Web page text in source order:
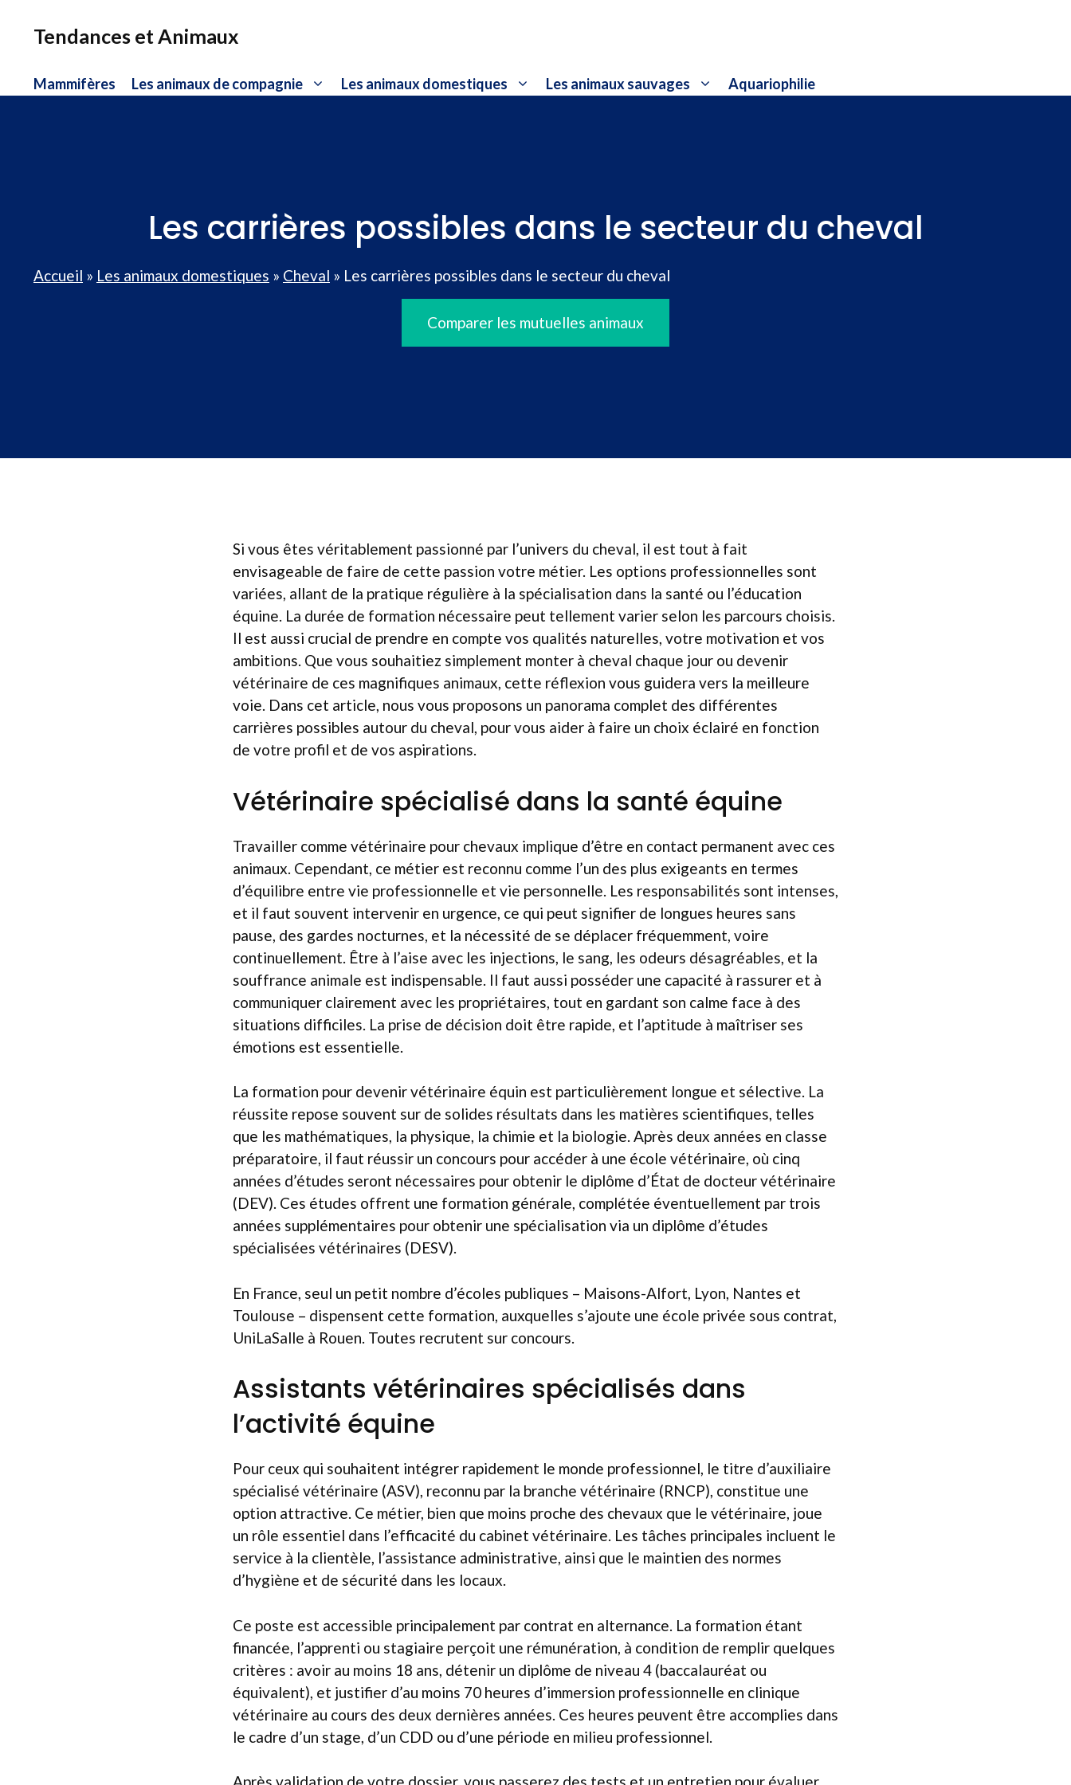
Tendances et Animaux
Mammifères Les animaux de compagnie Les animaux domestiques Les animaux sauvages Aquariophilie
Les carrières possibles dans le secteur du cheval
Accueil » Les animaux domestiques » Cheval » Les carrières possibles dans le secteur du cheval
Comparer les mutuelles animaux
Si vous êtes véritablement passionné par l’univers du cheval, il est tout à fait
envisageable de faire de cette passion votre métier. Les options professionnelles sont
variées, allant de la pratique régulière à la spécialisation dans la santé ou l’éducation
équine. La durée de formation nécessaire peut tellement varier selon les parcours choisis.
Il est aussi crucial de prendre en compte vos qualités naturelles, votre motivation et vos
ambitions. Que vous souhaitiez simplement monter à cheval chaque jour ou devenir
vétérinaire de ces magnifiques animaux, cette réflexion vous guidera vers la meilleure
voie. Dans cet article, nous vous proposons un panorama complet des différentes
carrières possibles autour du cheval, pour vous aider à faire un choix éclairé en fonction
de votre profil et de vos aspirations.
Vétérinaire spécialisé dans la santé équine
Travailler comme vétérinaire pour chevaux implique d’être en contact permanent avec ces
animaux. Cependant, ce métier est reconnu comme l’un des plus exigeants en termes
d’équilibre entre vie professionnelle et vie personnelle. Les responsabilités sont intenses,
et il faut souvent intervenir en urgence, ce qui peut signifier de longues heures sans
pause, des gardes nocturnes, et la nécessité de se déplacer fréquemment, voire
continuellement. Être à l’aise avec les injections, le sang, les odeurs désagréables, et la
souffrance animale est indispensable. Il faut aussi posséder une capacité à rassurer et à
communiquer clairement avec les propriétaires, tout en gardant son calme face à des
situations difficiles. La prise de décision doit être rapide, et l’aptitude à maîtriser ses
émotions est essentielle.
La formation pour devenir vétérinaire équin est particulièrement longue et sélective. La
réussite repose souvent sur de solides résultats dans les matières scientifiques, telles
que les mathématiques, la physique, la chimie et la biologie. Après deux années en classe
préparatoire, il faut réussir un concours pour accéder à une école vétérinaire, où cinq
années d’études seront nécessaires pour obtenir le diplôme d’État de docteur vétérinaire
(DEV). Ces études offrent une formation générale, complétée éventuellement par trois
années supplémentaires pour obtenir une spécialisation via un diplôme d’études
spécialisées vétérinaires (DESV).
En France, seul un petit nombre d’écoles publiques – Maisons-Alfort, Lyon, Nantes et
Toulouse – dispensent cette formation, auxquelles s’ajoute une école privée sous contrat,
UniLaSalle à Rouen. Toutes recrutent sur concours.
Assistants vétérinaires spécialisés dans
l’activité équine
Pour ceux qui souhaitent intégrer rapidement le monde professionnel, le titre d’auxiliaire
spécialisé vétérinaire (ASV), reconnu par la branche vétérinaire (RNCP), constitue une
option attractive. Ce métier, bien que moins proche des chevaux que le vétérinaire, joue
un rôle essentiel dans l’efficacité du cabinet vétérinaire. Les tâches principales incluent le
service à la clientèle, l’assistance administrative, ainsi que le maintien des normes
d’hygiène et de sécurité dans les locaux.
Ce poste est accessible principalement par contrat en alternance. La formation étant
financée, l’apprenti ou stagiaire perçoit une rémunération, à condition de remplir quelques
critères : avoir au moins 18 ans, détenir un diplôme de niveau 4 (baccalauréat ou
équivalent), et justifier d’au moins 70 heures d’immersion professionnelle en clinique
vétérinaire au cours des deux dernières années. Ces heures peuvent être accomplies dans
le cadre d’un stage, d’un CDD ou d’une période en milieu professionnel.